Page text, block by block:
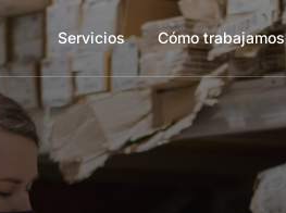
Servicios Cómo trabajamos